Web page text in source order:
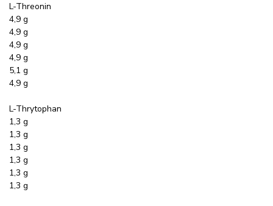
L-Threonin
4,9 g
4,9 g
4,9 g
4,9 g
5,1 g
4,9 g
L-Thrytophan
1,3 g
1,3 g
1,3 g
1,3 g
1,3 g
1,3 g